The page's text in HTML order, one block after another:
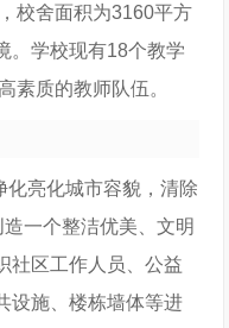
校舍面积为3160平方
。学校现有18个教学
素质的教师队伍。
化亮化城市容貌，清除
一个整洁优美、文明
社区工作人员、公益
设施、楼栋墙体等进